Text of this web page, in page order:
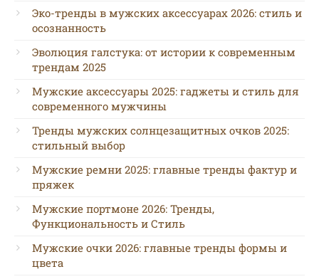
Эко-тренды в мужских аксессуарах 2026: стиль и
осознанность
Эволюция галстука: от истории к современным
трендам 2025
Мужские аксессуары 2025: гаджеты и стиль для
современного мужчины
Тренды мужских солнцезащитных очков 2025:
стильный выбор
Мужские ремни 2025: главные тренды фактур и
пряжек
Мужские портмоне 2026: Тренды,
Функциональность и Стиль
Мужские очки 2026: главные тренды формы и
цвета